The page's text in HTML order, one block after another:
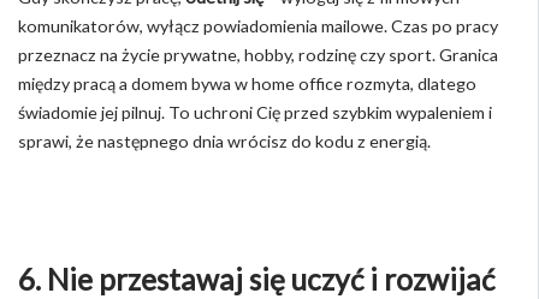
komunikatorów, wyłącz powiadomienia mailowe. Czas po pracy
przeznacz na życie prywatne, hobby, rodzinę czy sport. Granica
między pracą a domem bywa w home office rozmyta, dlatego
świadomie jej pilnuj. To uchroni Cię przed szybkim wypaleniem i
sprawi, że następnego dnia wrócisz do kodu z energią.
6. Nie przestawaj się uczyć i rozwijać